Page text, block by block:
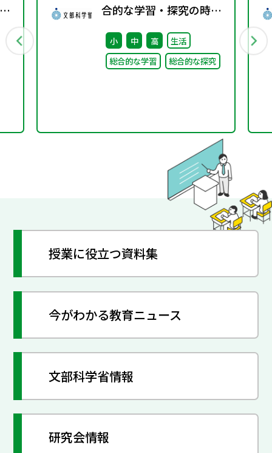
合的な学習・探究の時間
ワーキンググループ（第
8回） 配付資料
小 中 高
生活
総合的な学習
総合的な探究
授業に役立つ資料集
今がわかる教育ニュース
文部科学省情報
研究会情報